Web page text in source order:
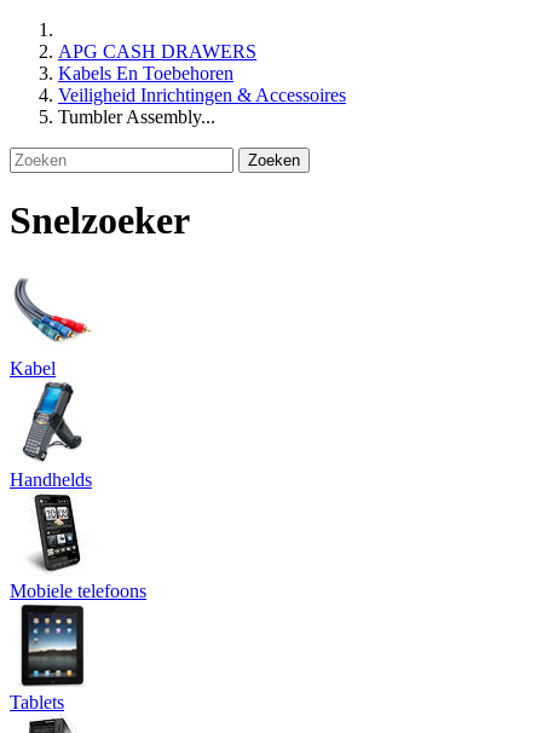
APG CASH DRAWERS
Kabels En Toebehoren
Veiligheid Inrichtingen & Accessoires
Tumbler Assembly...
Zoeken
Snelzoeker
Kabel
Handhelds
Mobiele telefoons
Tablets